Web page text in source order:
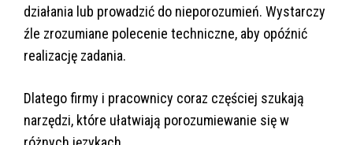
działania lub prowadzić do nieporozumień. Wystarczy
źle zrozumiane polecenie techniczne, aby opóźnić
realizację zadania.
Dlatego firmy i pracownicy coraz częściej szukają
narzędzi, które ułatwiają porozumiewanie się w